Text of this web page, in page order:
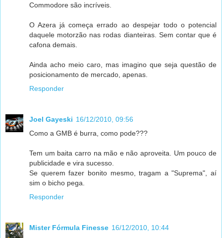
Commodore são incríveis.
O Azera já começa errado ao despejar todo o potencial
daquele motorzão nas rodas dianteiras. Sem contar que é
cafona demais.
Ainda acho meio caro, mas imagino que seja questão de
posicionamento de mercado, apenas.
Responder
Joel Gayeski 16/12/2010, 09:56
Como a GMB é burra, como pode???
Tem um baita carro na mão e não aproveita. Um pouco de
publicidade e vira sucesso.
Se querem fazer bonito mesmo, tragam a "Suprema", aí
sim o bicho pega.
Responder
Mister Fórmula Finesse 16/12/2010, 10:44